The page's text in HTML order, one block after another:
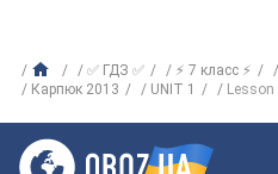
✅ ГДЗ ✅ ⚡ 7 класс ⚡
Карпюк 2013
UNIT 1 Lesson